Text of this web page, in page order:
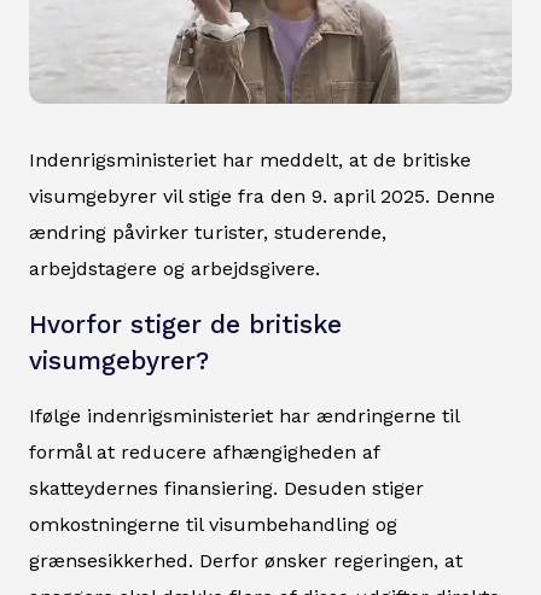
Indenrigsministeriet har meddelt, at de britiske
visumgebyrer vil stige fra den 9. april 2025. Denne
ændring påvirker turister, studerende,
arbejdstagere og arbejdsgivere.
Hvorfor stiger de britiske
visumgebyrer?
Ifølge indenrigsministeriet har ændringerne til
formål at reducere afhængigheden af
skatteydernes finansiering. Desuden stiger
omkostningerne til visumbehandling og
grænsesikkerhed. Derfor ønsker regeringen, at